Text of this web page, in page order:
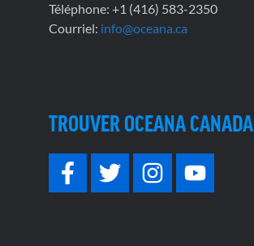
Téléphone: +1 (416) 583-2350
Courriel: info@oceana.ca
TROUVER OCEANA CANADA